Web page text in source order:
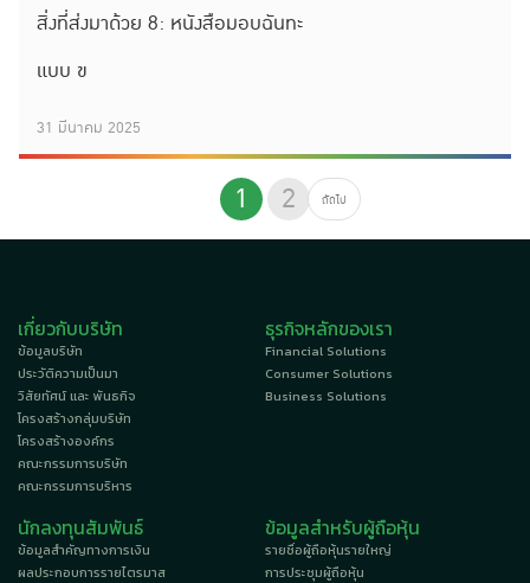
สิ่งที่ส่งมาด้วย 8: หนังสือมอบฉันทะ
แบบ ข
31 มีนาคม 2025
1 2 ถัดไป
เกี่ยวกับบริษัท
ข้อมูลบริษัท
ประวัติความเป็นมา
วิสัยทัศน์ และ พันธกิจ
โครงสร้างกลุ่มบริษัท
โครงสร้างองค์กร
คณะกรรมการบริษัท
คณะกรรมการบริหาร
ธุรกิจหลักของเรา
Financial Solutions
Consumer Solutions
Business Solutions
นักลงทุนสัมพันธ์
ข้อมูลสำคัญทางการเงิน
ผลประกอบการรายไตรมาส
ข้อมูลสำหรับผู้ถือหุ้น
รายชื่อผู้ถือหุ้นรายใหญ่
การประชุมผู้ถือหุ้น